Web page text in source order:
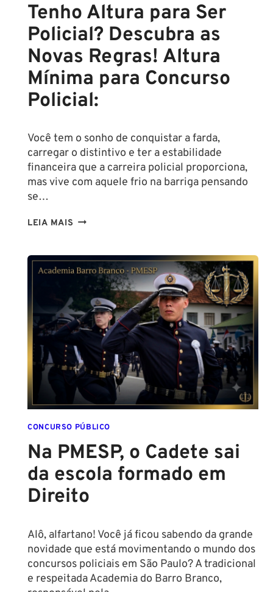
Tenho Altura para Ser
Policial? Descubra as
Novas Regras! Altura
Mínima para Concurso
Policial:
Você tem o sonho de conquistar a farda,
carregar o distintivo e ter a estabilidade
financeira que a carreira policial proporciona,
mas vive com aquele frio na barriga pensando
se…
LEIA MAIS TENHO
SER
POLICIAL?
DESCUBRA
AS
NOVAS
REGRAS!
ALTURA
MÍNIMA
PARA
CONCURSO
POLICIAL:
CONCURSO PÚBLICO
Na PMESP, o Cadete sai
da escola formado em
Direito
Alô, alfartano! Você já ficou sabendo da grande
novidade que está movimentando o mundo dos
concursos policiais em São Paulo? A tradicional
e respeitada Academia do Barro Branco,